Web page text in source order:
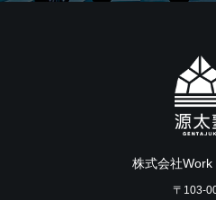
株式会社
〒103-